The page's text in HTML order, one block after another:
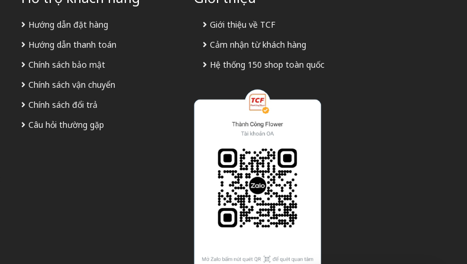
Hướng dẫn đặt hàng
Hướng dẫn thanh toán
Chính sách bảo mật
Chính sách vận chuyển
Chính sách đổi trả
Câu hỏi thường gặp
Giới thiệu về TCF
Cảm nhận từ khách hàng
Hệ thống 150 shop toàn quốc